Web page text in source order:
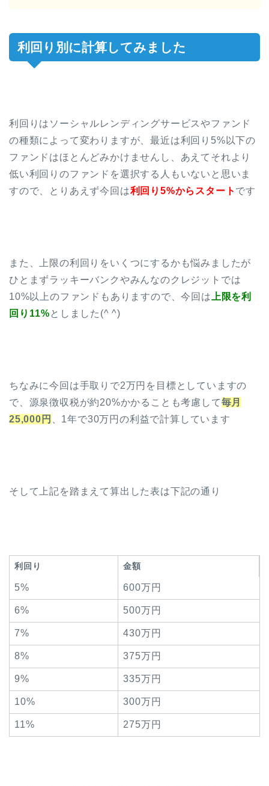
利回り別に計算してみました
利回りはソーシャルレンディングサービスやファンド
の種類によって変わりますが、最近は利回り5%以下の
ファンドはほとんどみかけませんし、あえてそれより
低い利回りのファンドを選択する人もいないと思いま
すので、とりあえず今回は利回り5%からスタート です
また、上限の利回りをいくつにするかも悩みましたが
ひとまずラッキーバンクやみんなのクレジットでは
10%以上のファンドもありますので、今回は
上限を利
回り11% としました(^ ^)
ちなみに今回は手取りで2万円を目標としていますの
で、源泉徴収税が約20%かかることも考慮して毎月
25,000円
、1年で30万円の利益で計算しています
そして上記を踏まえて算出した表は下記の通り
利回り 金額
5% 600万円
6% 500万円
7% 430万円
8% 375万円
9% 335万円
10% 300万円
11% 275万円